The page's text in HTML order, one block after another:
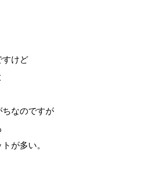
すけど
なのですが
が多い。